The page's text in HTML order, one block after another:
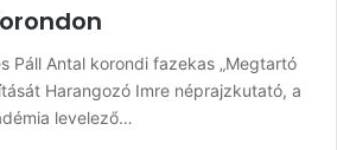
Páll Antal korondi fazekas „Megtartó
Harangozó Imre néprajzkutató, a
levelező…